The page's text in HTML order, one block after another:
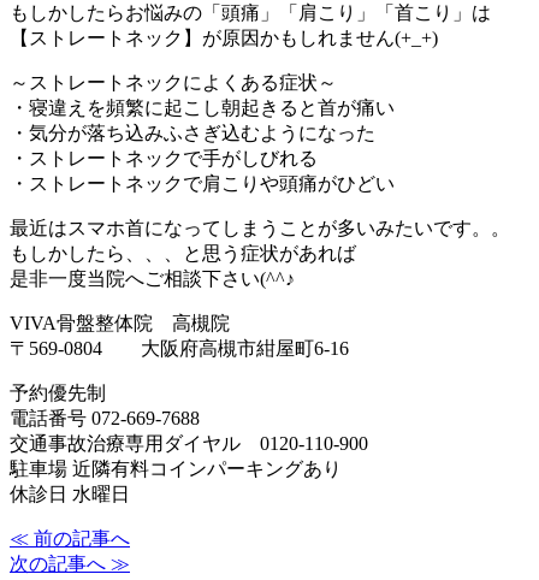
もしかしたらお悩みの「頭痛」「肩こり」「首こり」は
【ストレートネック】が原因かもしれません(+_+)
～ストレートネックによくある症状～
・寝違えを頻繁に起こし朝起きると首が痛い
・気分が落ち込みふさぎ込むようになった
・ストレートネックで手がしびれる
・ストレートネックで肩こりや頭痛がひどい
最近はスマホ首になってしまうことが多いみたいです。。
もしかしたら、、、と思う症状があれば
是非一度当院へご相談下さい(^^♪
VIVA骨盤整体院 高槻院
〒569-0804 大阪府高槻市紺屋町6-16
予約優先制
電話番号 072-669-7688
交通事故治療専用ダイヤル 0120-110-900
駐車場 近隣有料コインパーキングあり
休診日 水曜日
≪ 前の記事へ
次の記事へ ≫